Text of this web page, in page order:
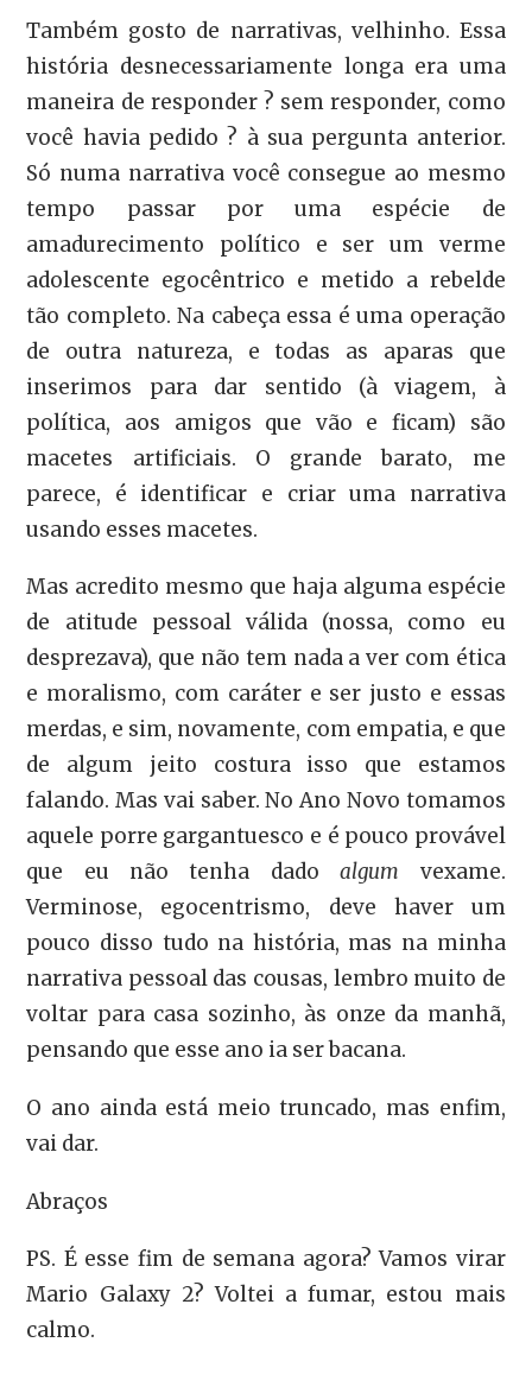
Também gosto de narrativas, velhinho. Essa
história desnecessariamente longa era uma
maneira de responder ? sem responder, como
você havia pedido ? à sua pergunta anterior.
Só numa narrativa você consegue ao mesmo
tempo passar por uma espécie de
amadurecimento político e ser um verme
adolescente egocêntrico e metido a rebelde
tão completo. Na cabeça essa é uma operação
de outra natureza, e todas as aparas que
inserimos para dar sentido (à viagem, à
política, aos amigos que vão e ficam) são
macetes artificiais. O grande barato, me
parece, é identificar e criar uma narrativa
usando esses macetes.
Mas acredito mesmo que haja alguma espécie
de atitude pessoal válida (nossa, como eu
desprezava), que não tem nada a ver com ética
e moralismo, com caráter e ser justo e essas
merdas, e sim, novamente, com empatia, e que
de algum jeito costura isso que estamos
falando. Mas vai saber. No Ano Novo tomamos
aquele porre gargantuesco e é pouco provável
que eu não tenha dadoalgum vexame.
Verminose, egocentrismo, deve haver um
pouco disso tudo na história, mas na minha
narrativa pessoal das cousas, lembro muito de
voltar para casa sozinho, às onze da manhã,
pensando que esse ano ia ser bacana.
O ano ainda está meio truncado, mas enfim,
vai dar.
Abraços
PS. É esse fim de semana agora? Vamos virar
Mario Galaxy 2? Voltei a fumar, estou mais
calmo.